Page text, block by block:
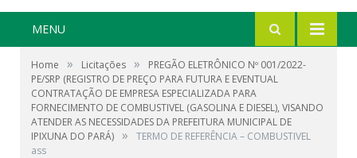
MENU
Home » Licitações »
PREGÃO ELETRÔNICO Nº 001/2022-
PE/SRP (REGISTRO DE PREÇO PARA FUTURA E EVENTUAL
CONTRATAÇÃO DE EMPRESA ESPECIALIZADA PARA
FORNECIMENTO DE COMBUSTIVEL (GASOLINA E DIESEL), VISANDO
ATENDER AS NECESSIDADES DA PREFEITURA MUNICIPAL DE
IPIXUNA DO PARÁ) »
TERMO DE REFERÊNCIA – COMBUSTIVEL
ass